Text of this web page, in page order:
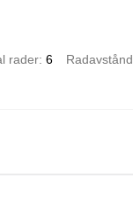
rader 6 Radavstånd